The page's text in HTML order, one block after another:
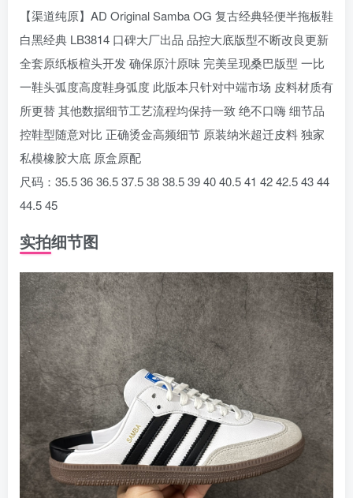
【渠道纯原】AD Original Samba OG 复古经典轻便半拖板鞋
白黑经典 LB3814 口碑大厂出品 品控大底版型不断改良更新
全套原纸板楦头开发 确保原汁原味 完美呈现桑巴版型 一比
一鞋头弧度高度鞋身弧度 此版本只针对中端市场 皮料材质有
所更替 其他数据细节工艺流程均保持一致 绝不口嗨 细节品
控鞋型随意对比 正确烫金高频细节 原装纳米超迁皮料 独家
私模橡胶大底 原盒原配
尺码：35.5 36 36.5 37.5 38 38.5 39 40 40.5 41 42 42.5 43 44
44.5 45
实拍细节图